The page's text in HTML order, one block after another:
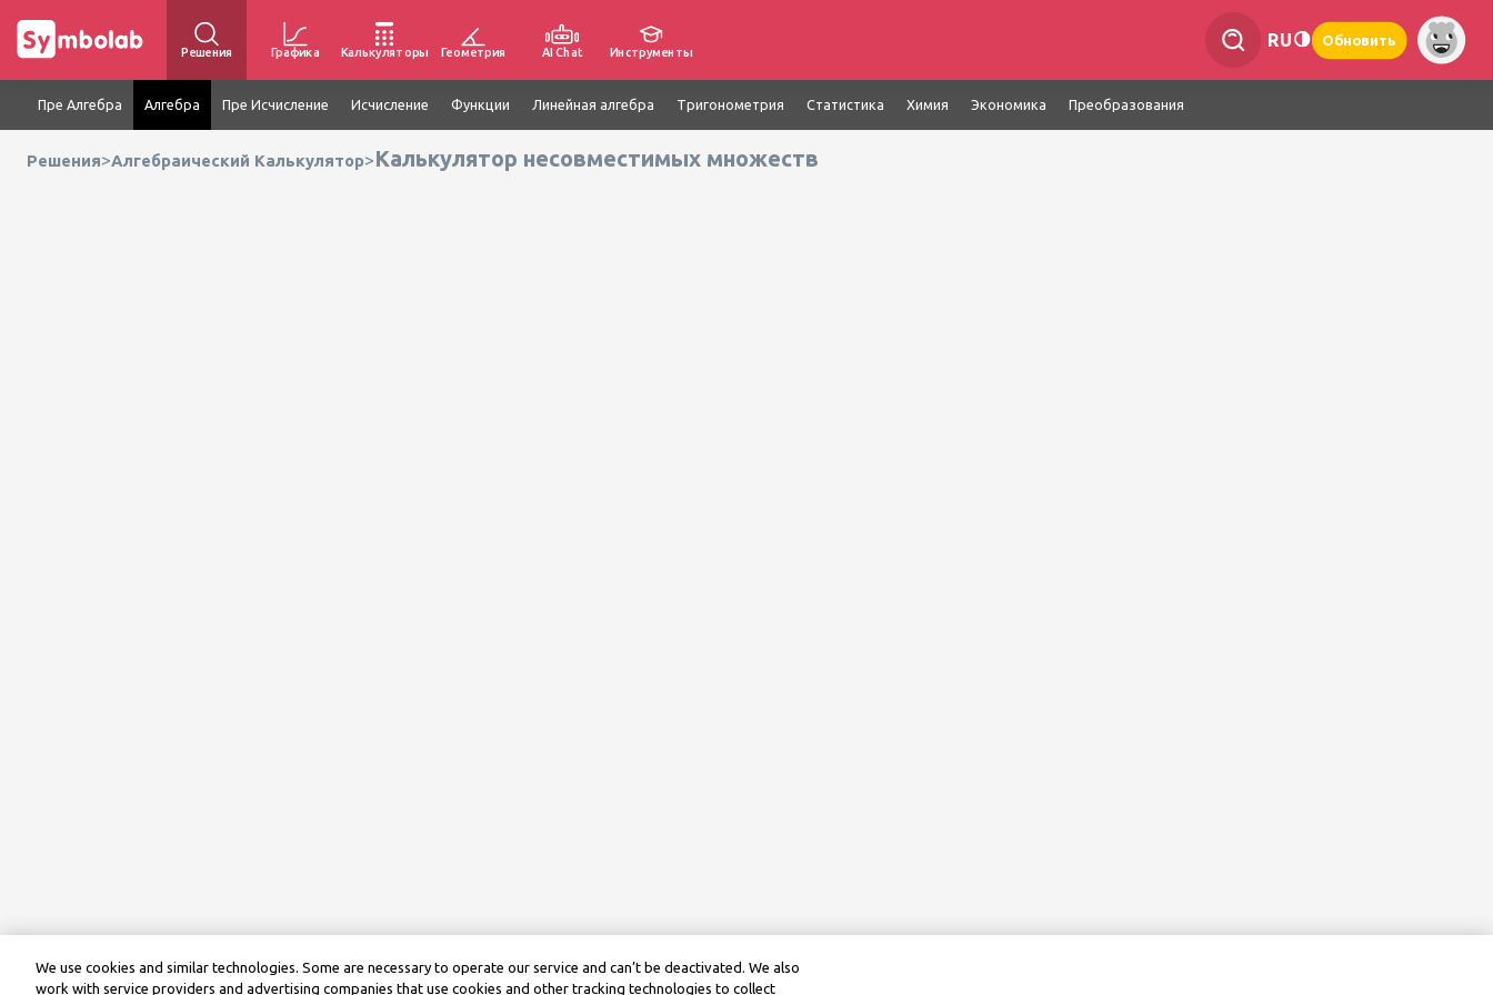
Решения Графика Калькуляторы Геометрия AI Chat Инструменты
RU Обновить
Пре Алгебра Алгебра Пре Исчисление Исчисление Функции Линейная алгебра Тригонометрия Статистика Химия Экономика Преобразования
Решения>Алгебраический Калькулятор>Калькулятор несовместимых множеств
We use cookies and similar technologies. Some are necessary to operate our service and can’t be deactivated. We also
work with service providers and advertising companies that use cookies and other tracking technologies to collect